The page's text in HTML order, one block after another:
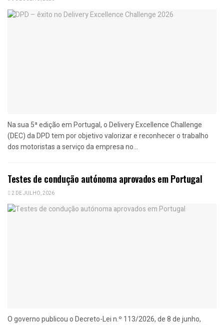
Na sua 5ª edição em Portugal, o Delivery Excellence Challenge
(DEC) da DPD tem por objetivo valorizar e reconhecer o trabalho
dos motoristas a serviço da empresa no...
Testes de condução autónoma aprovados em Portugal
2 DE JULHO, 2026
O governo publicou o Decreto-Lei n.º 113/2026, de 8 de junho,